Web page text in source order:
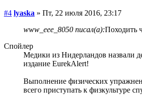
#4 lyaska » Пт, 22 июля 2016, 23:17
www_eee_8050 писал(а):Походить
Спойлер
Медики из Нидерландов назвали
издание EurekAlert!
Выполнение физических
всего приступать к физкультуре